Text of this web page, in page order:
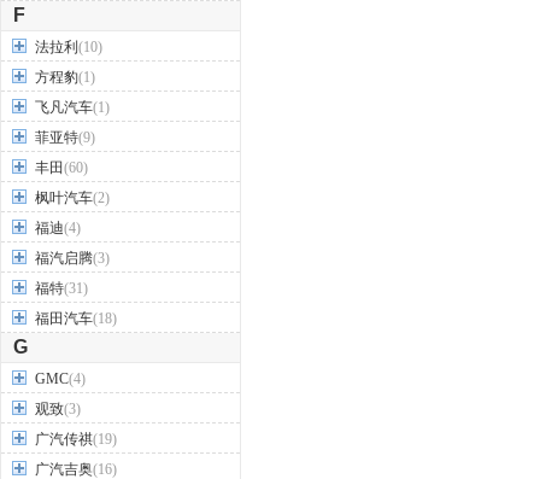
F
法拉利 (10)
方程豹(1)
飞凡汽车(1)
菲亚特(9)
丰田(60)
枫叶汽车(2)
福迪(4)
福汽启腾(3)
福特(31)
福田汽车(18)
G
GMC(4)
观致(3)
广汽传祺(19)
广汽吉奥(16)